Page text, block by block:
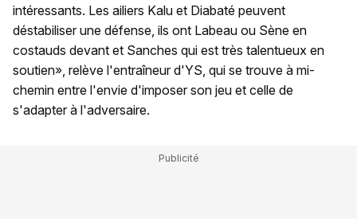
intéressants. Les ailiers Kalu et Diabaté peuvent
déstabiliser une défense, ils ont Labeau ou Sène en
costauds devant et Sanches qui est très talentueux en
soutien», relève l'entraîneur d'YS, qui se trouve à mi-
chemin entre l'envie d'imposer son jeu et celle de
s'adapter à l'adversaire.